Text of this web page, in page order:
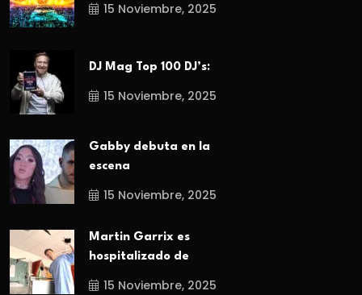
15 Noviembre, 2025
DJ Mag Top 100 DJ’s:
15 Noviembre, 2025
Gabby debuta en la
escena
15 Noviembre, 2025
Martin Garrix es
hospitalizado de
15 Noviembre, 2025